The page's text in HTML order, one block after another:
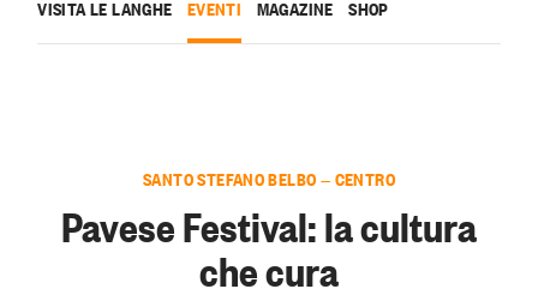
VISITA LE LANGHE EVENTI MAGAZINE SHOP
SANTO STEFANO BELBO — CENTRO
Pavese Festival: la cultura
che cura